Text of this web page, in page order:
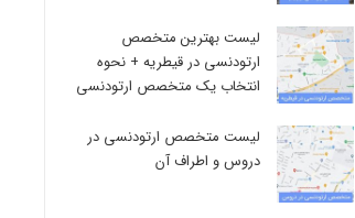
لیست بهترین متخصص
ارتودنسی در قیطریه + نحوه
انتخاب یک متخصص ارتودنسی
لیست متخصص ارتودنسی در
دروس و اطراف آن